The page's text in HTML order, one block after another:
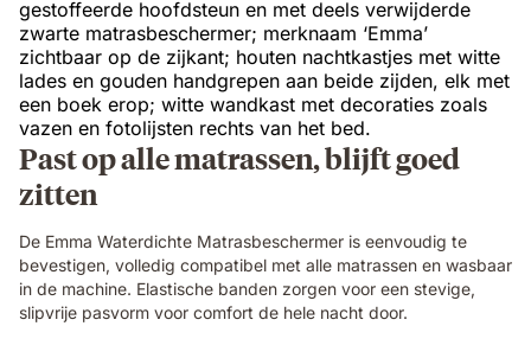
Past op alle matrassen, blijft goed
zitten
De Emma Waterdichte Matrasbeschermer is eenvoudig te
bevestigen, volledig compatibel met alle matrassen en wasbaar
in de machine. Elastische banden zorgen voor een stevige,
slipvrije pasvorm voor comfort de hele nacht door.